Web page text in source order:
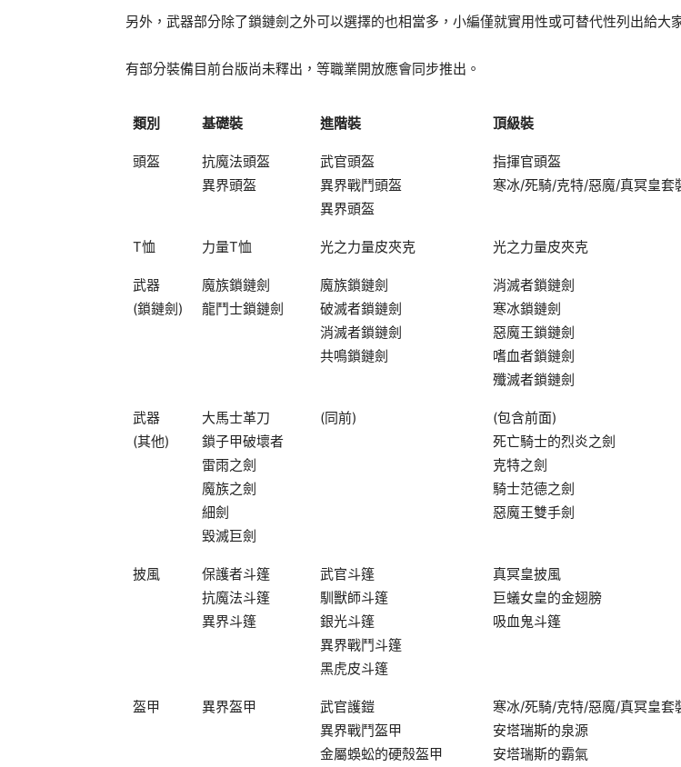
另外，武器部分除了鎖鏈劍之外可以選擇的也相當多，小編僅就實用性或可替代性列出給大
有部分裝備目前台版尚未釋出，等職業開放應會同步推出。
類別 基礎裝 進階裝 頂級裝
頭盔
抗魔法頭盔
異界頭盔
武官頭盔
異界戰鬥頭盔
異界頭盔
指揮官頭盔
寒冰/死騎/克特/惡魔/真冥皇套
T恤 力量T恤 光之力量皮夾克 光之力量皮夾克
武器
(鎖鏈劍)
魔族鎖鏈劍
龍鬥士鎖鏈劍
魔族鎖鏈劍
破滅者鎖鏈劍
消滅者鎖鏈劍
共鳴鎖鏈劍
消滅者鎖鏈劍
寒冰鎖鏈劍
惡魔王鎖鏈劍
嗜血者鎖鏈劍
殲滅者鎖鏈劍
武器
(其他)
大馬士革刀
鎖子甲破壞者
雷雨之劍
魔族之劍
細劍
毀滅巨劍
(同前)
(包含前面)
死亡騎士的烈炎之劍
克特之劍
騎士范德之劍
惡魔王雙手劍
披風
保護者斗篷
抗魔法斗篷
異界斗篷
武官斗篷
馴獸師斗篷
銀光斗篷
異界戰鬥斗篷
黑虎皮斗篷
真冥皇披風
巨蟻女皇的金翅膀
吸血鬼斗篷
盔甲 異界盔甲
武官護鎧
異界戰鬥盔甲
金屬蜈蚣的硬殼盔甲
寒冰/死騎/克特/惡魔/真冥皇套
安塔瑞斯的泉源
安塔瑞斯的霸氣